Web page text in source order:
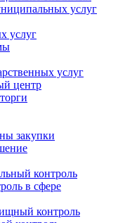
услуг
услуг
услуг
центр
закупки
контроль
в сфере
контроль